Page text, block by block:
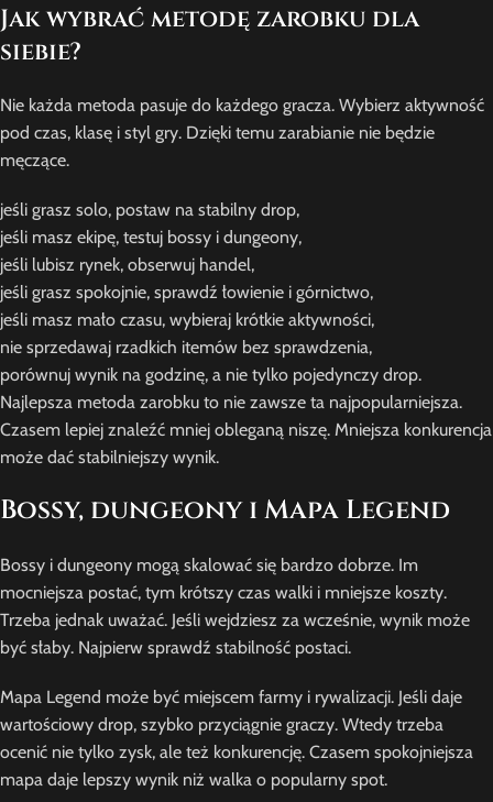
Jak wybrać metodę zarobku dla
siebie?
Nie każda metoda pasuje do każdego gracza. Wybierz aktywność
pod czas, klasę i styl gry. Dzięki temu zarabianie nie będzie
męczące.
jeśli grasz solo, postaw na stabilny drop,
jeśli masz ekipę, testuj bossy i dungeony,
jeśli lubisz rynek, obserwuj handel,
jeśli grasz spokojnie, sprawdź łowienie i górnictwo,
jeśli masz mało czasu, wybieraj krótkie aktywności,
nie sprzedawaj rzadkich itemów bez sprawdzenia,
porównuj wynik na godzinę, a nie tylko pojedynczy drop.
Najlepsza metoda zarobku to nie zawsze ta najpopularniejsza.
Czasem lepiej znaleźć mniej obleganą niszę. Mniejsza konkurencja
może dać stabilniejszy wynik.
Bossy, dungeony i Mapa Legend
Bossy i dungeony mogą skalować się bardzo dobrze. Im
mocniejsza postać, tym krótszy czas walki i mniejsze koszty.
Trzeba jednak uważać. Jeśli wejdziesz za wcześnie, wynik może
być słaby. Najpierw sprawdź stabilność postaci.
Mapa Legend może być miejscem farmy i rywalizacji. Jeśli daje
wartościowy drop, szybko przyciągnie graczy. Wtedy trzeba
ocenić nie tylko zysk, ale też konkurencję. Czasem spokojniejsza
mapa daje lepszy wynik niż walka o popularny spot.